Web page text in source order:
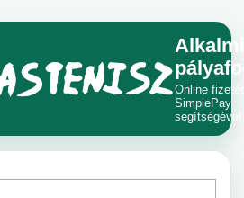
Alkalmi
Online
SimplePay
segítségével.